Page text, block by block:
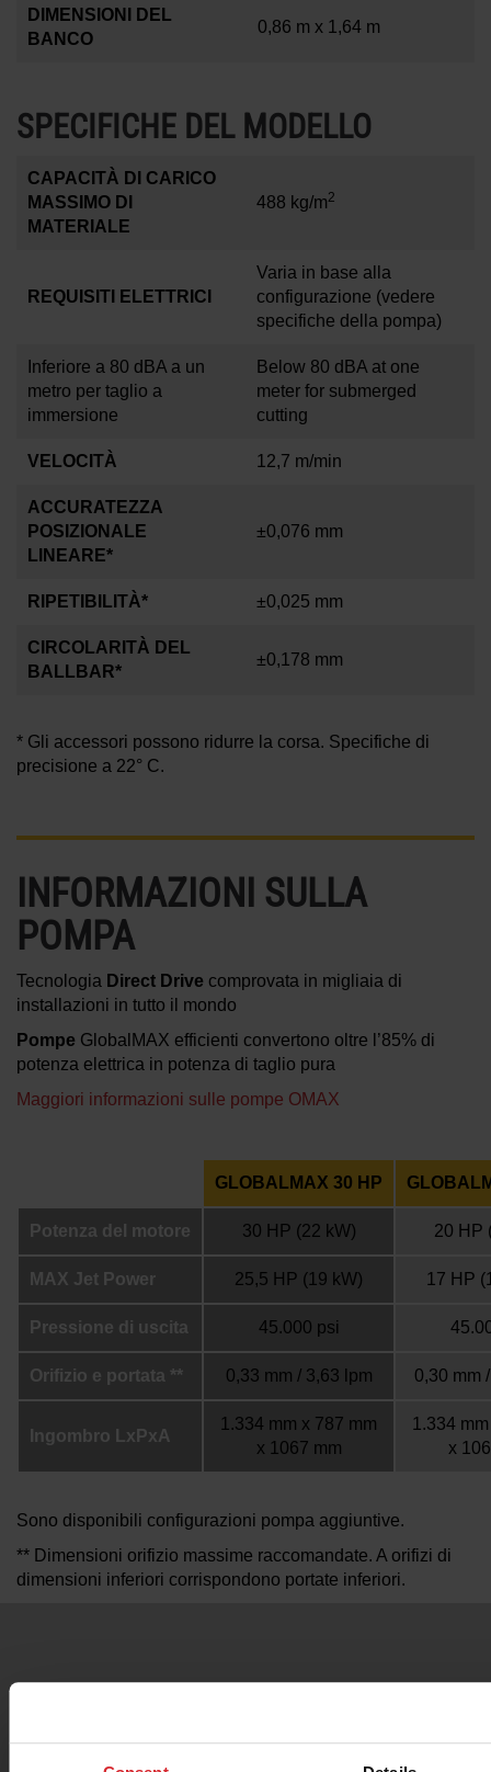
DIMENSIONI DEL
BANCO
0,86 m x 1,64 m
SPECIFICHE DEL MODELLO
CAPACITÀ DI CARICO
MASSIMO DI
MATERIALE
488 kg/m2
REQUISITI ELETTRICI
Varia in base alla
configurazione (vedere
specifiche della pompa)
Inferiore a 80 dBA a un
metro per taglio a
immersione
Below 80 dBA at one
meter for submerged
cutting
VELOCITÀ 12,7 m/min
ACCURATEZZA
POSIZIONALE
LINEARE*
±0,076 mm
RIPETIBILITÀ* ±0,025 mm
CIRCOLARITÀ DEL
BALLBAR*
±0,178 mm
* Gli accessori possono ridurre la corsa. Specifiche di
precisione a 22° C.
INFORMAZIONI SULLA
POMPA
Tecnologia Direct Drive comprovata in migliaia di
installazioni in tutto il mondo
Pompe GlobalMAX efficienti convertono oltre l’85% di
potenza elettrica in potenza di taglio pura
Maggiori informazioni sulle pompe OMAX
GLOBALMAX 30 HP
Potenza del motore 30 HP (22 kW) 20 HP
MAX Jet Power 25,5 HP (19 kW) 17 HP
Pressione di uscita 45.000 psi
Orifizio e portata ** 0,33 mm / 3,63 lpm 0,30 mm
Ingombro LxPxA
1.334 mm x 787 mm
x 1067 mm
1.334
x
Sono disponibili configurazioni pompa aggiuntive.
** Dimensioni orifizio massime raccomandate. A orifizi di
dimensioni inferiori corrispondono portate inferiori.
ACCESSORI PER L'ASSE Z